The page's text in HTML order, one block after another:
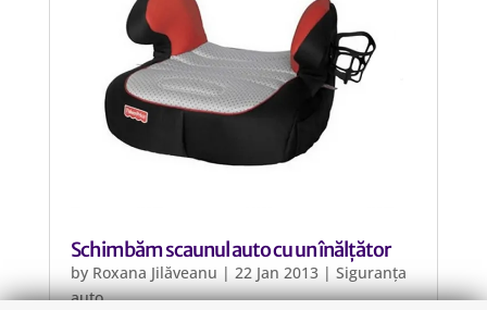
Schimbăm scaunul auto cu un înălțător
by Roxana Jilăveanu | 22 Jan 2013| Siguranța
auto